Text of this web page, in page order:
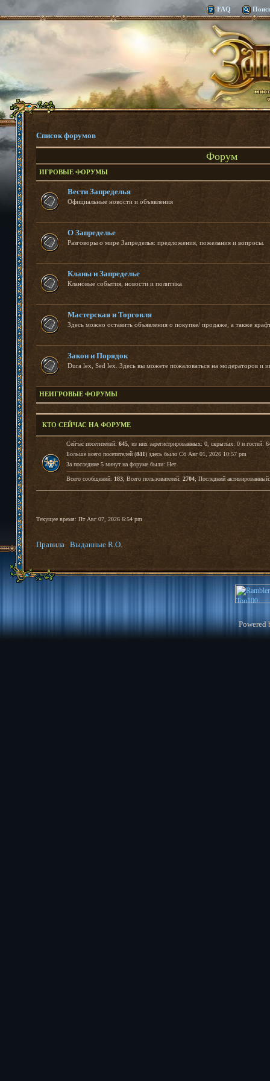
FAQ
Список форумов
Форум
ИГРОВЫЕ ФОРУМЫ
Вести Запределья
Официальные новости и объявления
О Запределье
Разговоры о мире Запределья: предложения, пожелания и вопросы.
Кланы и Запределье
Клановые события, новости и политика
Мастерская и Торговля
Здесь можно оставить объявления о покупке/ продаже, а также
Закон и Порядок
Dura lex, Sed lex. Здесь вы можете пожаловаться на модераторов и
НЕИГРОВЫЕ ФОРУМЫ
КТО СЕЙЧАС НА ФОРУМЕ
Сейчас посетителей: 645, из них зарегистрированных: 0, скрытых: 0 и гостей:
Больше всего посетителей (841) здесь было Сб Авг 01, 2026 10:57 pm
За последние 5 минут на форуме были: Нет
Всего сообщений: 183; Всего пользователей: 2704; Последний
Текущее время: Пт Авг 07, 2026 6:54 pm
Правила Выданные R.O.
Powered